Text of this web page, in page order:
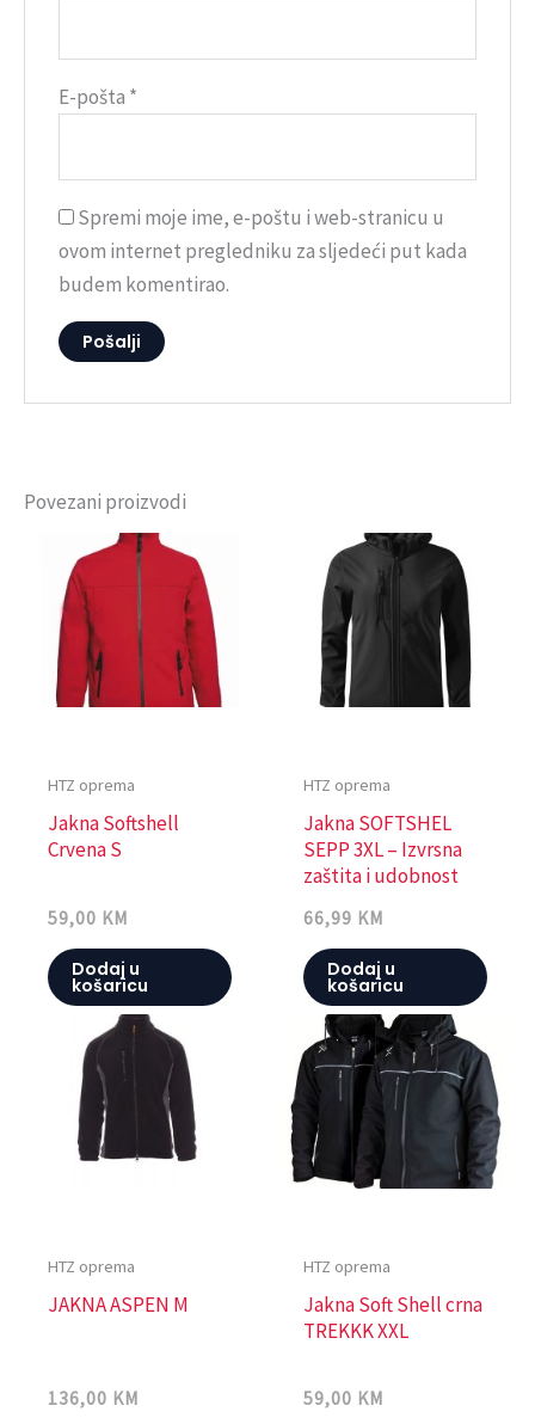
E-pošta *
Spremi moje ime, e-poštu i web-stranicu u
ovom internet pregledniku za sljedeći put kada
budem komentirao.
Povezani proizvodi
HTZ oprema
Jakna Softshell
Crvena S
59,00 KM
Dodaj u
košaricu
HTZ oprema
Jakna SOFTSHEL
SEPP 3XL – Izvrsna
zaštita i udobnost
66,99 KM
Dodaj u
košaricu
HTZ oprema
JAKNA ASPEN M
136,00 KM
HTZ oprema
Jakna Soft Shell crna
TREKKK XXL
59,00 KM